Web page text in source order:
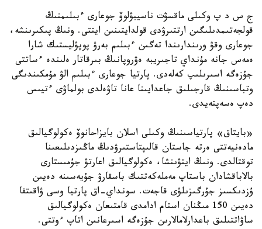
ج س د پ وكىلى ماقسۋت ناسيبۋلوۆ جوعارى ءبىلىمنىڭ
قولجەتىمدىلىگىن ارتتىرۋدى قولدايتىنىن ايتتى. ونىڭ پىكىرىنشە،
جوعارى وقۋ ورىندارىندا تەگىن ءبىلىم بەرۋ پوپۋليستىك شارا
ەمەس جانە مۇنداي تاجىريبە ەۋروپانىڭ بىرقاتار ەلىندە ءساتتى
جۇزەگە اسىرىلىپ كەلەدى. پارتيا جوعارى ءبىلىم الۋ مۇمكىندىگى
وتباسىنىڭ قارجىلىق جاعدايىنا عانا تاۋەلدى بولماۋى ءتيىس
دەپ ەسەپتەيدى.
«بايتاق» پارتياسىنىڭ وكىلى اسلان بايزاحانوۆ ەكولوگيالىق
مادەنيەتتى ەرتە جاستان قالىپتاستىرۋدىڭ ماڭىزدىلىعىنا
توقتالدى. ونىڭ ايتۋىنشا، ەكولوگيالىق اعارتۋ جۇمىستارى
بالاباقشادان باستاپ مەملەكەتتىك باسقارۋ جۇيەسىنە دەيىن
ۇزدىكسىز جۇرگىزىلۋى قاجەت. سونداي-اق پارتيا وسى ۋاقىتقا
دەيىن 150 مىڭنان استام ادامدى قامتىعان ەكولوگيالىق
ساۋاتتىلىق باعدارلامالارىن جۇزەگە اسىرعانىن اتاپ ءوتتى.